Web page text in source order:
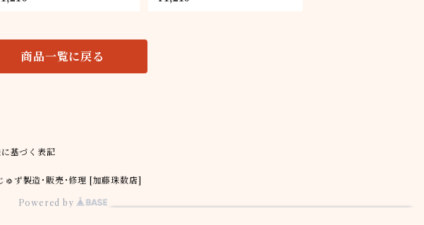
商品一覧に戻る
基づく表記
ず製造･販売･修理 [加藤珠数店]
Powered by